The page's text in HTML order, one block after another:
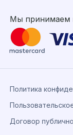
Мы принимаем
Политика
Договор